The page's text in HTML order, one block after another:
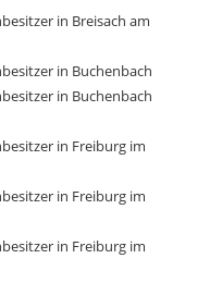
in Breisach am
in Buchenbach
in Buchenbach
in Freiburg im
in Freiburg im
in Freiburg im